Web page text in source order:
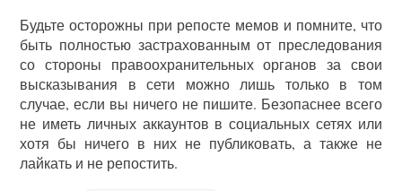
Будьте осторожны при репосте мемов и помните, что
быть полностью застрахованным от преследования
со стороны правоохранительных органов за свои
высказывания в сети можно лишь только в том
случае, если вы ничего не пишите. Безопаснее всего
не иметь личных аккаунтов в социальных сетях или
хотя бы ничего в них не публиковать, а также не
лайкать и не репостить.